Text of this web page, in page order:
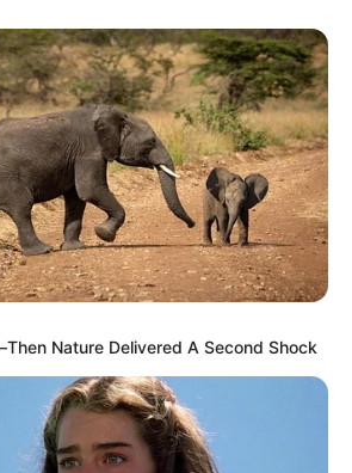
Nature Delivered A Second Shock